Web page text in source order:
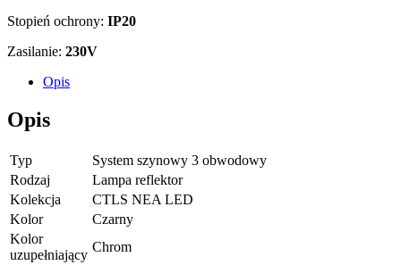
Stopień ochrony: IP20
Zasilanie: 230V
Opis
Opis
Typ
System szynowy 3 obwodowy
Rodzaj
Lampa reflektor
Kolekcja
CTLS NEA LED
Kolor
Czarny
Kolor
uzupełniający
Chrom